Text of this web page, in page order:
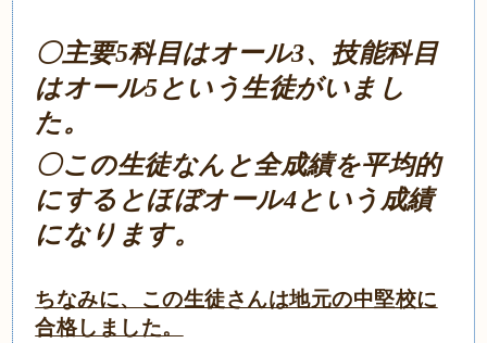
〇主要5科目はオール3、技能科目
はオール5という生徒がいまし
た。
〇この生徒なんと全成績を平均的
にするとほぼオール4という成績
になります。
ちなみに、この生徒さんは地元の中堅校に
合格しました。